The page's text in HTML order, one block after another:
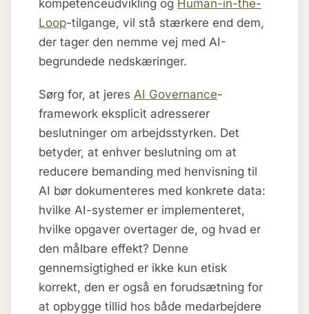
kompetenceudvikling og Human-in-the-
Loop-tilgange, vil stå stærkere end dem,
der tager den nemme vej med AI-
begrundede nedskæringer.
Sørg for, at jeres AI Governance-
framework eksplicit adresserer
beslutninger om arbejdsstyrken. Det
betyder, at enhver beslutning om at
reducere bemanding med henvisning til
AI bør dokumenteres med konkrete data:
hvilke AI-systemer er implementeret,
hvilke opgaver overtager de, og hvad er
den målbare effekt? Denne
gennemsigtighed er ikke kun etisk
korrekt, den er også en forudsætning for
at opbygge tillid hos både medarbejdere